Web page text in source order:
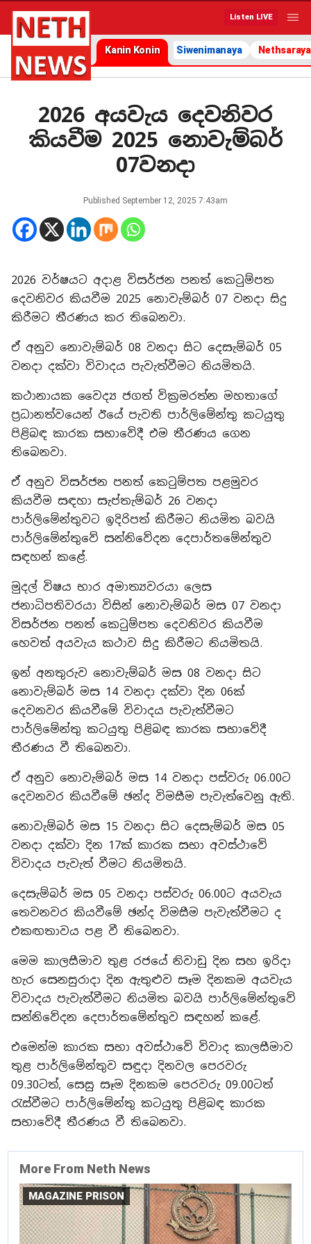
Listen LIVE
Kanin Konin Siwenimanaya Nethsaraya
2026 අයවැය දෙවනිවර
කියවීම 2025 නොවැම්බර්
07වනදා
Published September 12, 2025 7:43am
2026 වර්ෂයට අදාළ විසර්ජන පනත් කෙටුම්පත
දෙවනිවර කියවීම 2025 නොවැම්බර් 07 වනදා සිදු
කිරීමට තීරණය කර තිබෙනවා.
ඒ අනුව නොවැම්බර් 08 වනදා සිට දෙසැම්බර් 05
වනදා දක්වා විවාදය පැවැත්වීමට නියමිතයි.
කථානායක වෛද්‍ය ජගත් වික්‍රමරත්න මහතාගේ
ප්‍රධානත්වයෙන් ඊයේ පැවති පාර්ලිමේන්තු කටයුතු
පිළිබඳ කාරක සභාවේදී එම තීරණය ගෙන
තිබෙනවා.
ඒ අනුව විසර්ජන පනත් කෙටුම්පත පළමුවර
කියවීම සඳහා සැප්තැම්බර් 26 වනදා
පාර්ලිමේන්තුවට ඉදිරිපත් කිරීමට නියමිත බවයි
පාර්ලිමේන්තුවේ සන්නිවේදන දෙපාර්තමේන්තුව
සඳහන් කළේ.
මුදල් විෂය භාර අමාත්‍යවරයා ලෙස
ජනාධිපතිවරයා විසින් නොවැම්බර් මස 07 වනදා
විසර්ජන පනත් කෙටුම්පත දෙවනිවර කියවීම
හෙවත් අයවැය කථාව සිදු කිරීමට නියමිතයි.
ඉන් අනතුරුව නොවැම්බර් මස 08 වනදා සිට
නොවැම්බර් මස 14 වනදා දක්වා දින 06ක්
දෙවනවර කියවීමේ විවාදය පැවැත්වීමට
පාර්ලිමේන්තු කටයුතු පිළිබඳ කාරක සභාවේදී
තීරණය වී තිබෙනවා.
ඒ අනුව නොවැම්බර් මස 14 වනදා පස්වරු 06.00ට
දෙවනවර කියවීමේ ඡන්ද විමසීම පැවැත්වෙනු ඇති.
නොවැම්බර් මස 15 වනදා සිට දෙසැම්බර් මස 05
වනදා දක්වා දින 17ක් කාරක සභා අවස්ථාවේ
විවාදය පැවැත් වීමට නියමිතයි.
දෙසැම්බර් මස 05 වනදා පස්වරු 06.00ට අයවැය
තෙවනවර කියවීමේ ඡන්ද විමසීම පැවැත්වීමට ද
එකඟතාවය පළ වී තිබෙනවා.
මෙම කාලසීමාව තුළ රජයේ නිවාඩු දින සහ ඉරිදා
හැර සෙනසුරාදා දින ඇතුළුව සෑම දිනකම අයවැය
විවාදය පැවැත්වීමට නියමිත බවයි පාර්ලිමේන්තුවේ
සන්නිවේදන දෙපාර්තමේන්තුව සඳහන් කළේ.
එමෙන්ම කාරක සභා අවස්ථාවේ විවාද කාලසීමාව
තුළ පාර්ලිමේන්තුව සඳුදා දිනවල පෙරවරු
09.30ටත්, සෙසු සෑම දිනකම පෙරවරු 09.00ටත්
රැස්වීමට පාර්ලිමේන්තු කටයුතු පිළිබඳ කාරක
සභාවේදී තීරණය වී තිබෙනවා.
More From Neth News
MAGAZINE PRISON